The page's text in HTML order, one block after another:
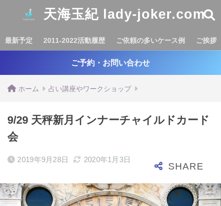
天海玉紀 lady-joker.com
最新予定 2011-2022活動履歴 ご依頼の多いケース例 ご挨拶
ご予約・お問い合わせ
ホーム 占い講座やワークショップ
9/29 天秤新月インナーチャイルドカード
会
2019年9月28日 2020年1月3日